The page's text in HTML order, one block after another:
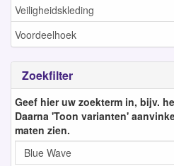
Veiligheidskleding
Voordeelhoek
Zoekfilter
Geef hier uw zoekterm in, bijv.
Daarna 'Toon varianten'
maten zien.